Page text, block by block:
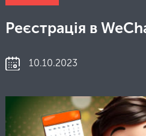
Реєстрація в
10.10.2023